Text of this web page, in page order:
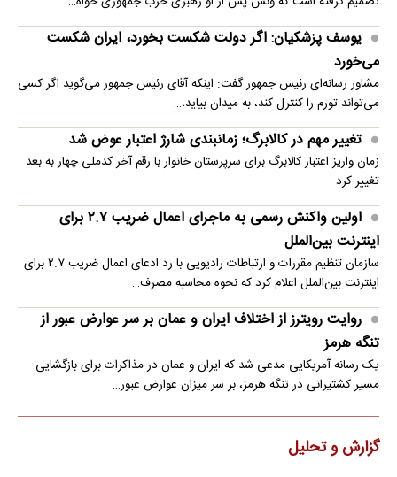
یوسف پزشکیان: اگر دولت شکست بخورد، ایران شکست
می‌خورد
مشاور رسانه‌ای رئیس جمهور گفت: اینکه آقای رئیس جمهور می‌گوید اگر کسی
می‌تواند تورم را کنترل کند، به میدان بیاید،…
تغییر مهم در کالابرگ؛ زمانبندی‌ شارژ اعتبار عوض شد
زمان واریز اعتبار کالابرگ برای سرپرستان خانوار با رقم آخر کدملی چهار به بعد
تغییر کرد
اولین واکنش رسمی به ماجرای اعمال ضریب ۲.۷ برای
اینترنت بین‌الملل
سازمان تنظیم مقررات و ارتباطات رادیویی با رد ادعای اعمال ضریب ۲.۷ برای
اینترنت بین‌الملل اعلام کرد که نحوه محاسبه مصرف…
روایت رویترز از اختلاف ایران و عمان بر سر عوارض عبور از
تنگه هرمز
یک رسانه آمریکایی مدعی شد که ایران و عمان در مذاکرات برای بازگشایی
مسیر کشتیرانی در تنگه هرمز، بر سر میزان عوارض عبور…
گزارش و تحلیل